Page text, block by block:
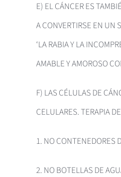
E) EL CÁNCER ES
A CONVERTIRSE EN UN
‘LA RABIA Y LA
AMABLE Y AMOROSO
F) LAS CÉLULAS DE
CELULARES. TERAPIA
1. NO CONTENEDORES
2. NO BOTELLAS DE